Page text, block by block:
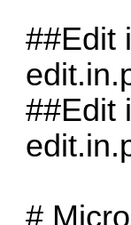
##Edit
##Edit
#